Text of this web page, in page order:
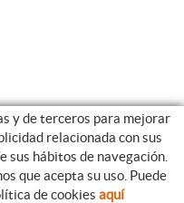
DE COMPRA
y de terceros para mejorar
relacionada con sus
sus hábitos de navegación.
que acepta su uso. Puede
de cookies aquí